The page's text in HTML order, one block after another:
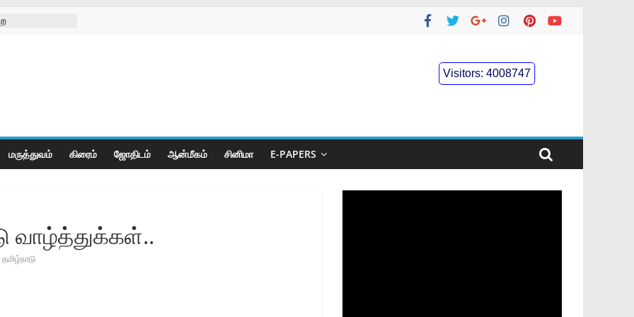
Visitors:4008747
மருத்துவம் கிரைம் ஜோ‌திட‌ம் ஆன்மீகம் சினிமா E-PAPERS
வாழ்த்துக்கள்..
தமிழ்நாடு